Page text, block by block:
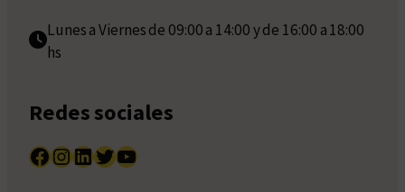
Lunes a Viernes de 09:00 a 14:00 y de 16:00 a 18:00
hs
Redes sociales
Facebook InstagramLinkedIn Twitter YouTube